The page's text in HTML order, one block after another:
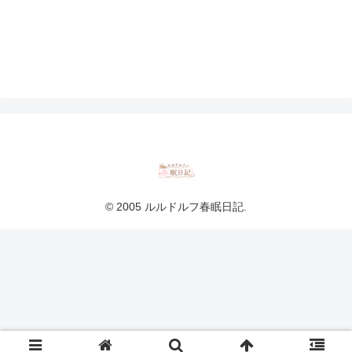
© 2005 ルルドルフ春眠日記.